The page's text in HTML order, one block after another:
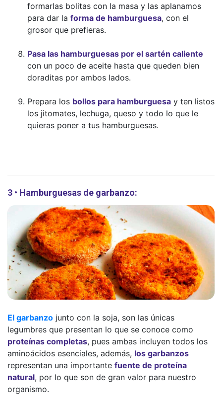
formarlas bolitas con la masa y las aplanamos
para dar la forma de hamburguesa, con el
grosor que prefieras.
Pasa las hamburguesas por el sartén caliente
con un poco de aceite hasta que queden bien
doraditas por ambos lados.
Prepara los bollos para hamburguesa y ten listos
los jitomates, lechuga, queso y todo lo que le
quieras poner a tus hamburguesas.
3 • Hamburguesas de garbanzo:
El garbanzo junto con la soja, son las únicas
legumbres que presentan lo que se conoce como
proteínas completas, pues ambas incluyen todos los
aminoácidos esenciales, además, los garbanzos
representan una importante fuente de proteína
natural, por lo que son de gran valor para nuestro
organismo.